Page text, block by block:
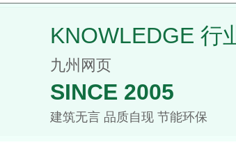
KNOWLEDGE 行
九州网页
SINCE 2005
建筑无言 品质自现 节能环保